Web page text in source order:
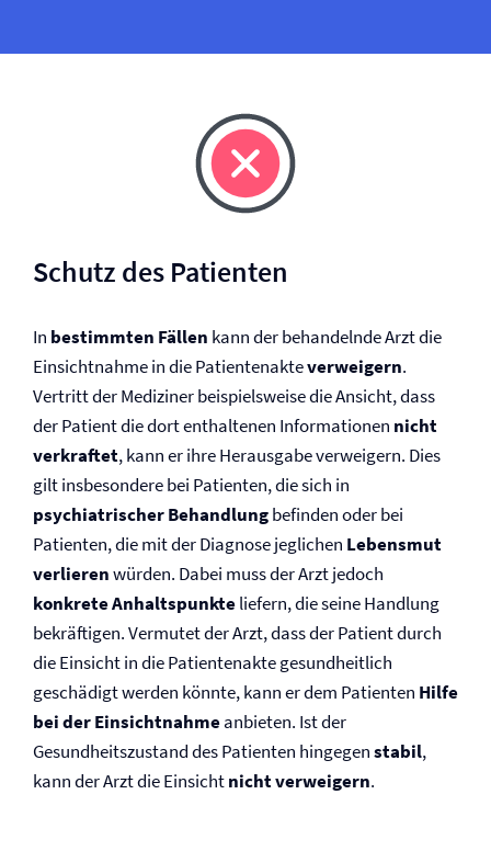
Schutz des Patienten
In bestimmten Fällen kann der behandelnde Arzt die
Einsichtnahme in die Patientenakteverweigern.
Vertritt der Mediziner beispielsweise die Ansicht, dass
der Patient die dort enthaltenen Informationen nicht
verkraftet, kann er ihre Herausgabe verweigern. Dies
gilt insbesondere bei Patienten, die sich in
psychiatrischer Behandlungbefinden oder bei
Patienten, die mit der Diagnose jeglichen Lebensmut
verlierenwürden. Dabei muss der Arzt jedoch
konkrete Anhaltspunkteliefern, die seine Handlung
bekräftigen. Vermutet der Arzt, dass der Patient durch
die Einsicht in die Patientenakte gesundheitlich
geschädigt werden könnte, kann er dem Patienten Hilfe
bei der Einsichtnahmeanbieten. Ist der
Gesundheitszustand des Patienten hingegenstabil,
kann der Arzt die Einsichtnicht verweigern.